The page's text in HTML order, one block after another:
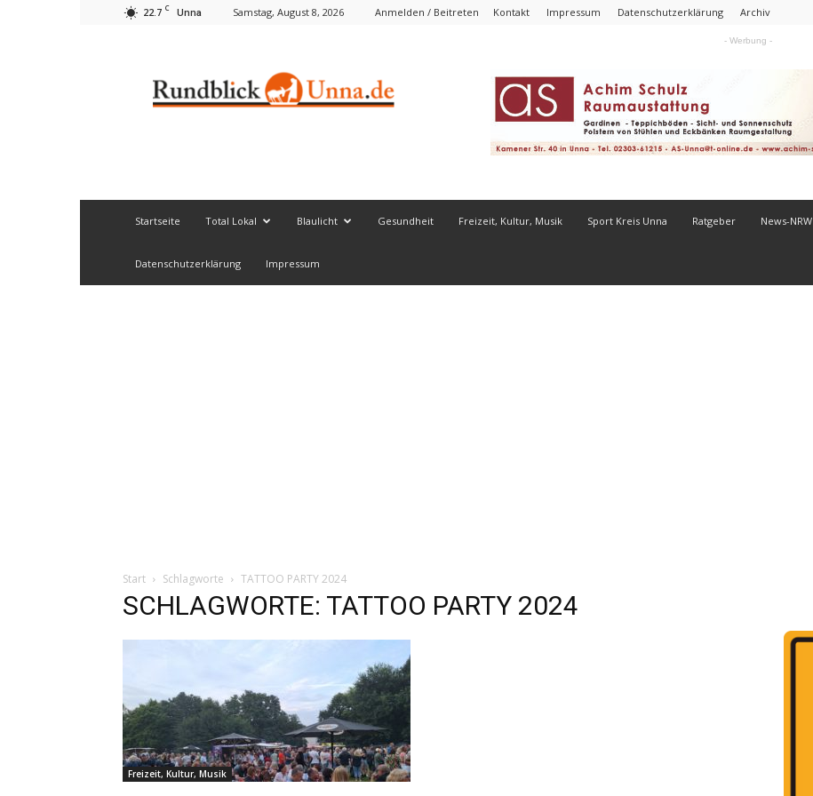
22.7 C Unna Samstag, August 8, 2026 Anmelden / Beitreten Kontakt Impressum Datenschutzerklärung Archiv
- Werbung -
Startseite Total Lokal Blaulicht Gesundheit Freizeit, Kultur, Musik Sport Kreis Unna Ratgeber News-NRW
Datenschutzerklärung Impressum
Start Schlagworte TATTOO PARTY 2024
SCHLAGWORTE: TATTOO PARTY 2024
Freizeit, Kultur, Musik